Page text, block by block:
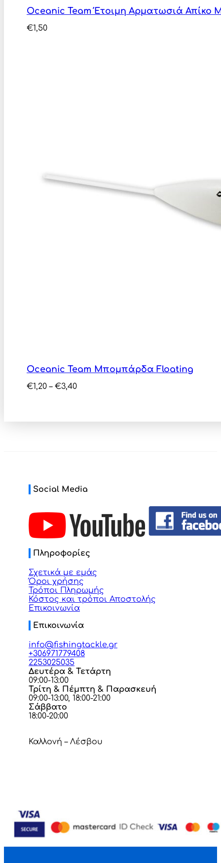
Oceanic Team Έτοιμη Αρματωσιά Απίκο
€1,50
Oceanic Team Μπομπάρδα Floating
€1,20 – €3,40Price
€3,40
Social Media
Πληροφορίες
Σχετικά με εμάς
Όροι χρήσης
Τρόποι Πληρωμής
Κόστος και τρόποι Αποστολής
Επικοινωνία
Επικοινωνία
info@fishingtackle.gr
+306971779408
2253025035
Δευτέρα & Τετάρτη
09:00-13:00
Τρίτη & Πέμπτη & Παρασκευή
09:00-13:00, 18:00-21:00
Σάββατο
18:00-20:00
Καλλονή – Λέσβου